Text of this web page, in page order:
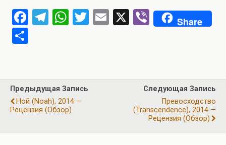
F
o
o
k
T
a
m
W
A
p
p
T
E
X
Vi
b
Share
р
а
в
и
Предыдущая Запись
Ной (Noah), 2014 —
Рецензия (обзор)
Следующая Запись
Превосходство
(Transcendence), 2014 —
Рецензия (обзор)